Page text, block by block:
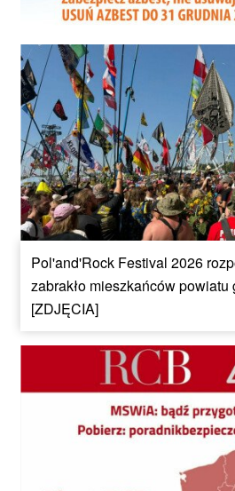
Pol'and'Rock Festival 2026
zabrakło mieszkańców
[ZDJĘCIA]